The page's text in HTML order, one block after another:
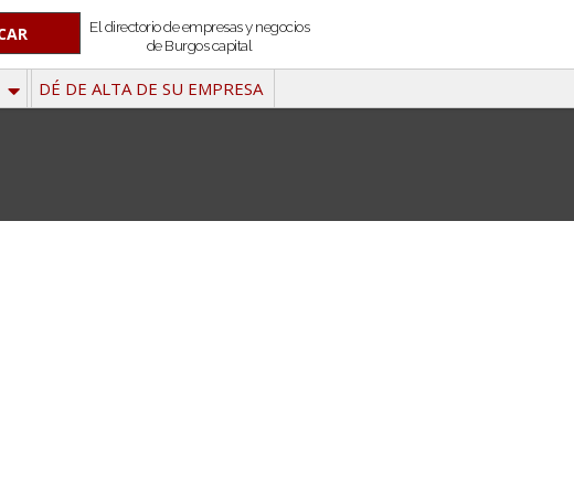
El directorio de empresas y negocios
de Burgos capital
DÉ DE ALTA DE SU EMPRESA